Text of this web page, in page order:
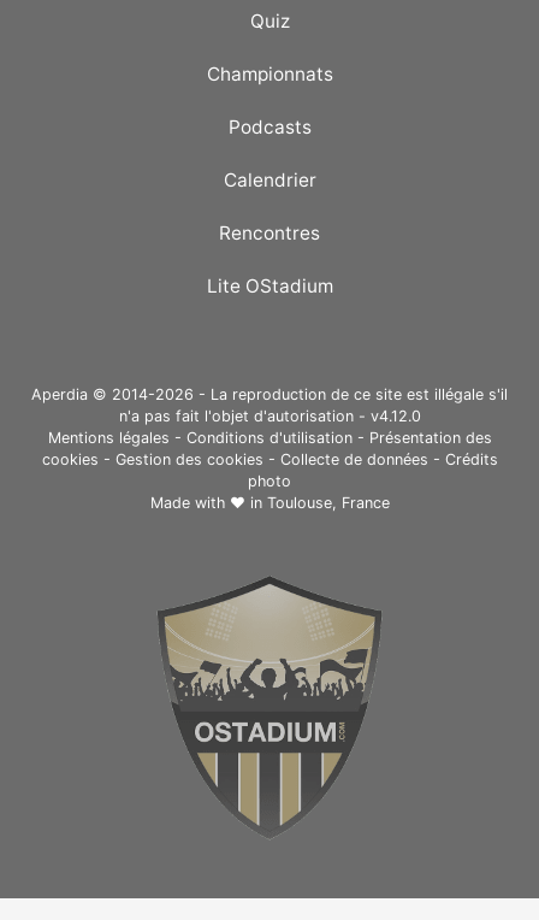
Quiz
Championnats
Podcasts
Calendrier
Rencontres
Lite OStadium
Aperdia © 2014-2026 - La reproduction de ce site est illégale s'il
n'a pas fait l'objet d'autorisation - v4.12.0
Mentions légales - Conditions d'utilisation- Présentation des
cookies - Gestion des cookies - Collecte de données - Crédits
photo
Made with ❤ in Toulouse, France